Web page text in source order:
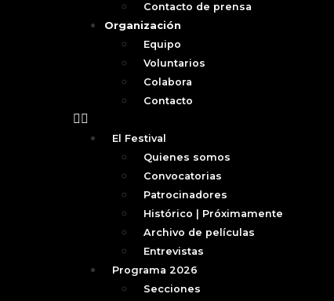
Contacto de prensa
Organización
Equipo
Voluntarios
Colabora
Contacto
El Festival
Quienes somos
Convocatorias
Patrocinadores
Histórico | Próximamente
Archivo de películas
Entrevistas
Programa 2026
Secciones